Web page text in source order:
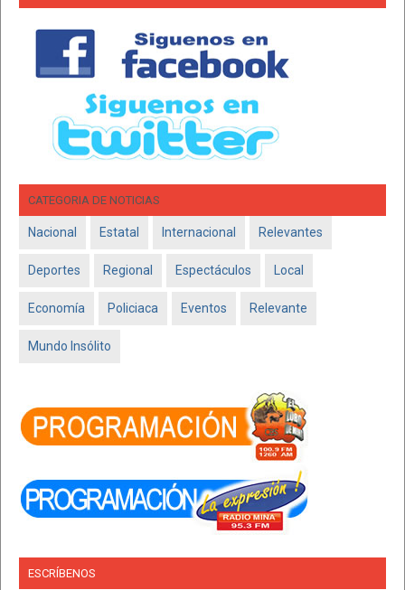
CATEGORIA DE NOTICIAS
Nacional Estatal Internacional Relevantes
Deportes Regional Espectáculos Local
Economía Policiaca Eventos Relevante
Mundo Insólito
ESCRÍBENOS